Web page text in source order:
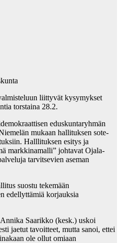
liittyvät kysymykset
torstaina 28.2.
eduskuntaryhmän
mukaan hallituksen sote-
Halllituksen esitys ja
markkinamalli” johtavat Ojala-
tarvitsevien aseman
suostu tekemään
edellyttämiä korjauksia
Saarikko (kesk.) uskoi
jaetut tavoitteet, mutta sanoi, ettei
ole ollut omiaan